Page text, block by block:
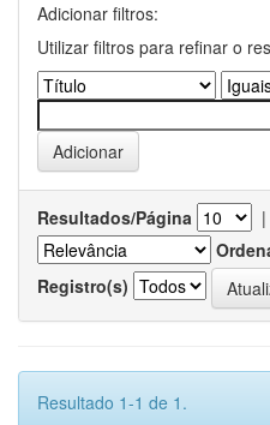
Adicionar filtros:
Utilizar filtros para refinar o
Resultados/Página |
Registro(s)
Resultado 1-1 de 1.